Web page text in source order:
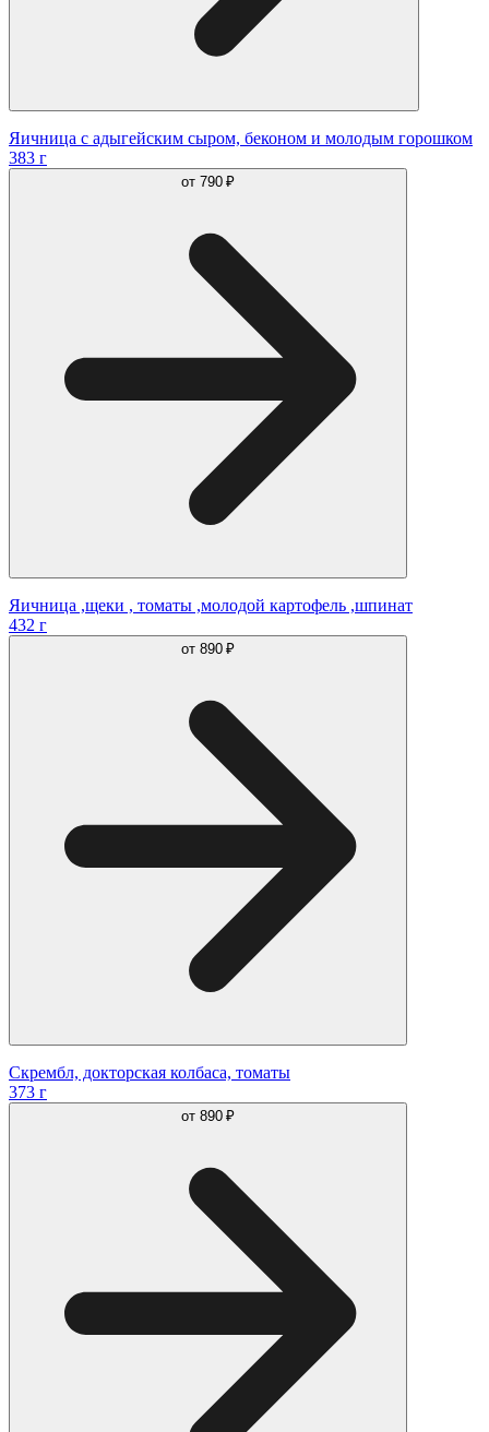
Яичница с адыгейским сыром, беконом и молодым горошком
383 г
от 790 ₽
Яичница ,щеки , томаты ,молодой картофель ,шпинат
432 г
от 890 ₽
Скрембл, докторская колбаса, томаты
373 г
от 890 ₽